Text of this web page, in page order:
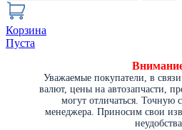
Корзина
Пуста
Уважаемые покупатели, в
валют, цены на автозапчасти,
могут отличаться. Точную
менеджера. Приносим свои